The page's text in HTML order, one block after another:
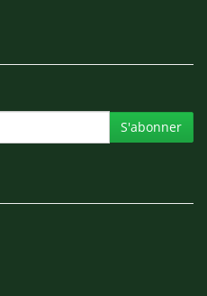
S'abonner